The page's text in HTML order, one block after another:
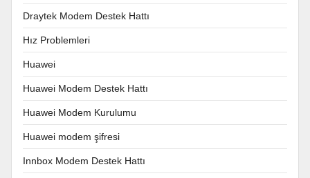
Draytek Modem Destek Hattı
Hız Problemleri
Huawei
Huawei Modem Destek Hattı
Huawei Modem Kurulumu
Huawei modem şifresi
Innbox Modem Destek Hattı